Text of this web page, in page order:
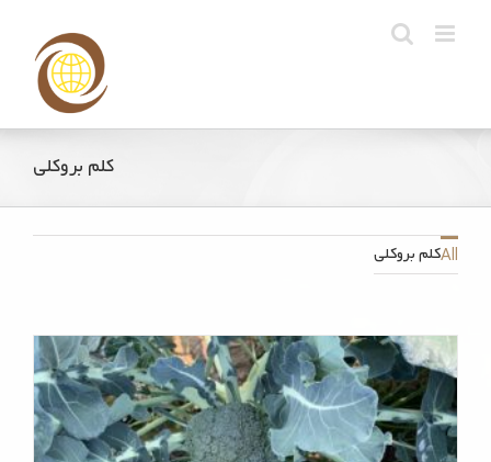
کلم بروکلی
Allکلم بروکلی